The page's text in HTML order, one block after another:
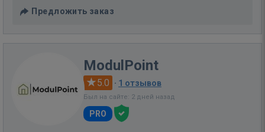
Предложить заказ
ModulPoint
5.0 · 1 отзывов
Был на сайте: 2 дней назад
PRO